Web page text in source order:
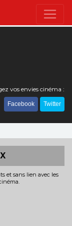
vos envies cinéma :
Facebook Twitter
et sans lien avec les